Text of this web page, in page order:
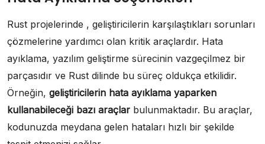
Rust projelerinde , geliştiricilerin karşılaştıkları sorunları
çözmelerine yardımcı olan kritik araçlardır. Hata
ayıklama, yazılım geliştirme sürecinin vazgeçilmez bir
parçasıdır ve Rust dilinde bu süreç oldukça etkilidir.
Örneğin, geliştiricilerin hata ayıklama yaparken
kullanabileceği bazı araçlar bulunmaktadır. Bu araçlar,
kodunuzda meydana gelen hataları hızlı bir şekilde